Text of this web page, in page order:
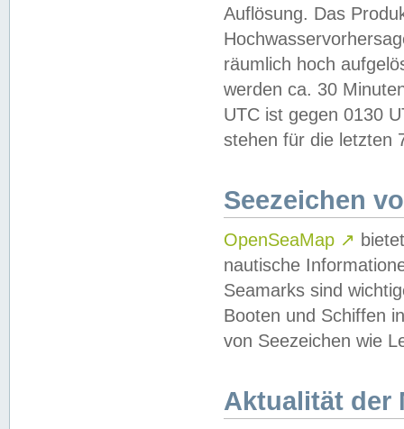
Auflösung. Das
räumlich hoch
werden ca. 30
UTC ist gegen 0130
stehen für die letzten
Seezeichen
OpenSeaMap ↗
nautische
Seamarks sind
Booten und Schiffen
von Seezeichen wie
Aktualität der